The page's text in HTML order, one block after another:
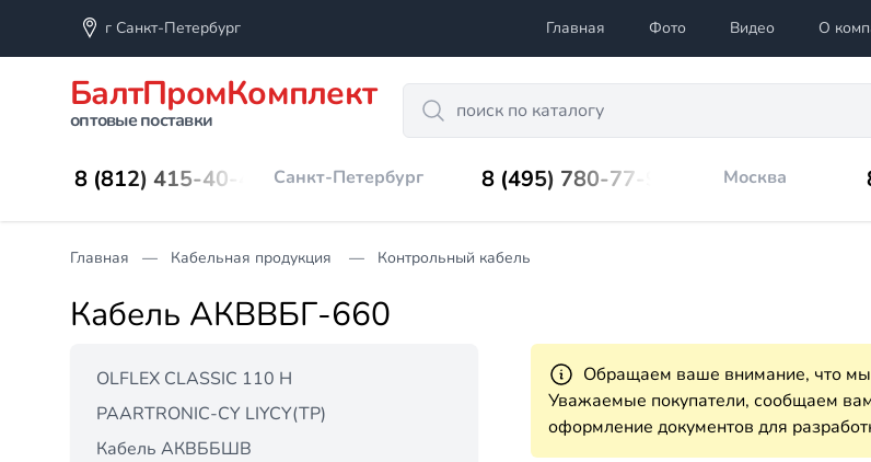
г Санкт-Петербург Главная Фото Видео О
БалтПромКомплект
оптовые поставки
Search
8 (812) 415-40-45 Санкт-Петербург 8 (495) 780-77-98 Москва
Главная Кабельная продукция Контрольный кабель
Кабель АКВВБГ-660
OLFLEX CLASSIC 110 H
PAARTRONIC-CY LIYCY(TP)
Кабель АКВББШВ
Обращаем ваше внимание, что мы
Уважаемые покупатели, сообщаем
оформление документов для